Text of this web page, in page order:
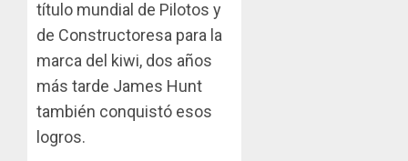
título mundial de Pilotos y
de Constructoresa para la
marca del kiwi, dos años
más tarde James Hunt
también conquistó esos
logros.